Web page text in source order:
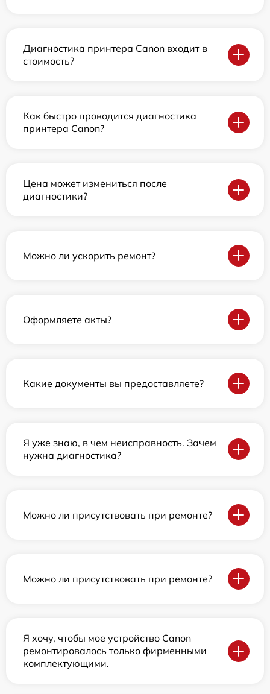
Диагностика принтера Canon входит в
стоимость?
Как быстро проводится диагностика
принтера Canon?
Цена может измениться после
диагностики?
Можно ли ускорить ремонт?
Оформляете акты?
Какие документы вы предоставляете?
Я уже знаю, в чем неисправность. Зачем
нужна диагностика?
Можно ли присутствовать при ремонте?
Можно ли присутствовать при ремонте?
Я хочу, чтобы мое устройство Canon
ремонтировалось только фирменными
комплектующими.